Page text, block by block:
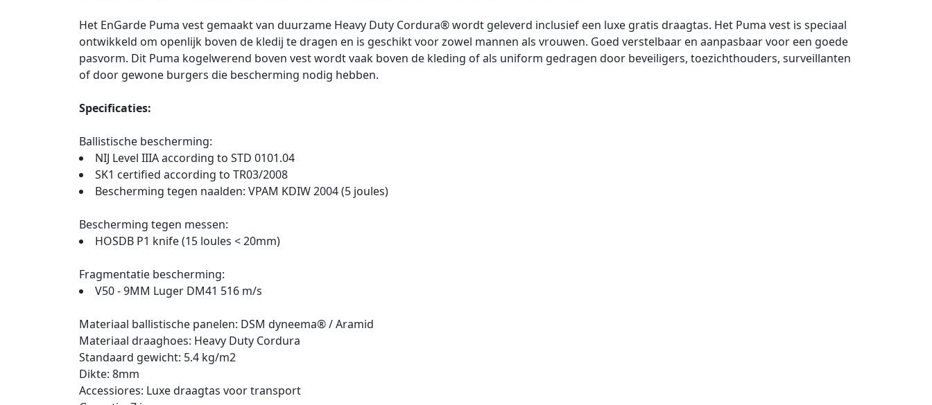
Het EnGarde Puma vest gemaakt van duurzame Heavy Duty Cordura® wordt geleverd inclusief een luxe gratis draagtas. Het Puma vest is speciaal
ontwikkeld om openlijk boven de kledij te dragen en is geschikt voor zowel mannen als vrouwen. Goed verstelbaar en aanpasbaar voor een goede
pasvorm. Dit Puma kogelwerend boven vest wordt vaak boven de kleding of als uniform gedragen door beveiligers, toezichthouders, surveillanten
of door gewone burgers die bescherming nodig hebben.
Specificaties:
Ballistische bescherming:
NIJ Level IIIA according to STD 0101.04
SK1 certified according to TR03/2008
Bescherming tegen naalden: VPAM KDIW 2004 (5 joules)
Bescherming tegen messen:
HOSDB P1 knife (15 loules < 20mm)
Fragmentatie bescherming:
V50 - 9MM Luger DM41 516 m/s
Materiaal ballistische panelen: DSM dyneema® / Aramid
Materiaal draaghoes: Heavy Duty Cordura
Standaard gewicht: 5.4 kg/m2
Dikte: 8mm
Accessiores: Luxe draagtas voor transport